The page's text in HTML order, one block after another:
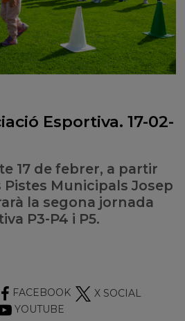
Esportiva. 17-02-
17 de febrer, a partir
Pistes Municipals Josep
la segona jornada
P3-P4 i P5.
FACEBOOK
X SOCIAL
YOUTUBE